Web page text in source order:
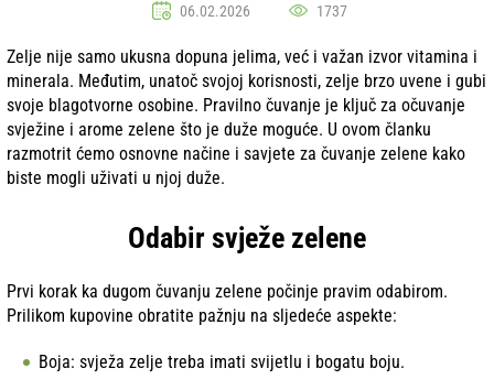
06.02.2026 1737
Zelje nije samo ukusna dopuna jelima, već i važan izvor vitamina i
minerala. Međutim, unatoč svojoj korisnosti, zelje brzo uvene i gubi
svoje blagotvorne osobine. Pravilno čuvanje je ključ za očuvanje
svježine i arome zelene što je duže moguće. U ovom članku
razmotrit ćemo osnovne načine i savjete za čuvanje zelene kako
biste mogli uživati u njoj duže.
Odabir svježe zelene
Prvi korak ka dugom čuvanju zelene počinje pravim odabirom.
Prilikom kupovine obratite pažnju na sljedeće aspekte:
Boja: svježa zelje treba imati svijetlu i bogatu boju.